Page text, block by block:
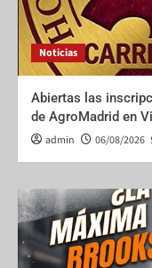
Noticias
Abiertas las
de AgroMadrid en
admin 06/08/2026